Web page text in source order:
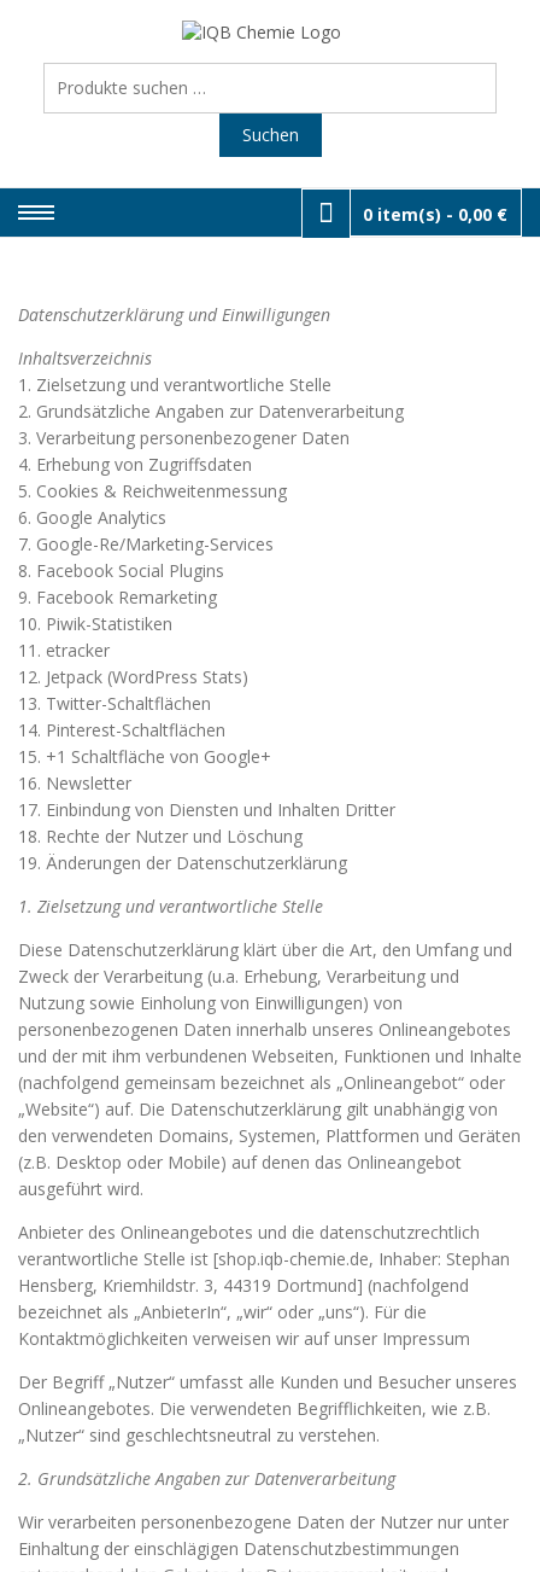
content
SHOP
nach:
Suchen
0 item(s) - 0,00 €
Datenschutzerklärung und Einwilligungen
Inhaltsverzeichnis
1. Zielsetzung und verantwortliche Stelle
2. Grundsätzliche Angaben zur Datenverarbeitung
3. Verarbeitung personenbezogener Daten
4. Erhebung von Zugriffsdaten
5. Cookies & Reichweitenmessung
6. Google Analytics
7. Google-Re/Marketing-Services
8. Facebook Social Plugins
9. Facebook Remarketing
10. Piwik-Statistiken
11. etracker
12. Jetpack (WordPress Stats)
13. Twitter-Schaltflächen
14. Pinterest-Schaltflächen
15. +1 Schaltfläche von Google+
16. Newsletter
17. Einbindung von Diensten und Inhalten Dritter
18. Rechte der Nutzer und Löschung
19. Änderungen der Datenschutzerklärung
1. Zielsetzung und verantwortliche Stelle
Diese Datenschutzerklärung klärt über die Art, den Umfang und
Zweck der Verarbeitung (u.a. Erhebung, Verarbeitung und
Nutzung sowie Einholung von Einwilligungen) von
personenbezogenen Daten innerhalb unseres Onlineangebotes
und der mit ihm verbundenen Webseiten, Funktionen und Inhalte
(nachfolgend gemeinsam bezeichnet als „Onlineangebot“ oder
„Website“) auf. Die Datenschutzerklärung gilt unabhängig von
den verwendeten Domains, Systemen, Plattformen und Geräten
(z.B. Desktop oder Mobile) auf denen das Onlineangebot
ausgeführt wird.
Anbieter des Onlineangebotes und die datenschutzrechtlich
verantwortliche Stelle ist [shop.iqb-chemie.de, Inhaber: Stephan
Hensberg, Kriemhildstr. 3, 44319 Dortmund] (nachfolgend
bezeichnet als „AnbieterIn“, „wir“ oder „uns“). Für die
Kontaktmöglichkeiten verweisen wir auf unser Impressum
Der Begriff „Nutzer“ umfasst alle Kunden und Besucher unseres
Onlineangebotes. Die verwendeten Begrifflichkeiten, wie z.B.
„Nutzer“ sind geschlechtsneutral zu verstehen.
2. Grundsätzliche Angaben zur Datenverarbeitung
Wir verarbeiten personenbezogene Daten der Nutzer nur unter
Einhaltung der einschlägigen Datenschutzbestimmungen